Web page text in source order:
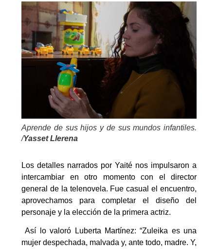
Aprende de sus hijos y de sus mundos infantiles.
/Yasset Llerena
Los detalles narrados por Yaité nos impulsaron a
intercambiar en otro momento con el director
general de la telenovela. Fue casual el encuentro,
aprovechamos para completar el diseño del
personaje y la elección de la primera actriz.
Así lo valoró Luberta Martínez: “Zuleika es una
mujer despechada, malvada y, ante todo, madre. Y,